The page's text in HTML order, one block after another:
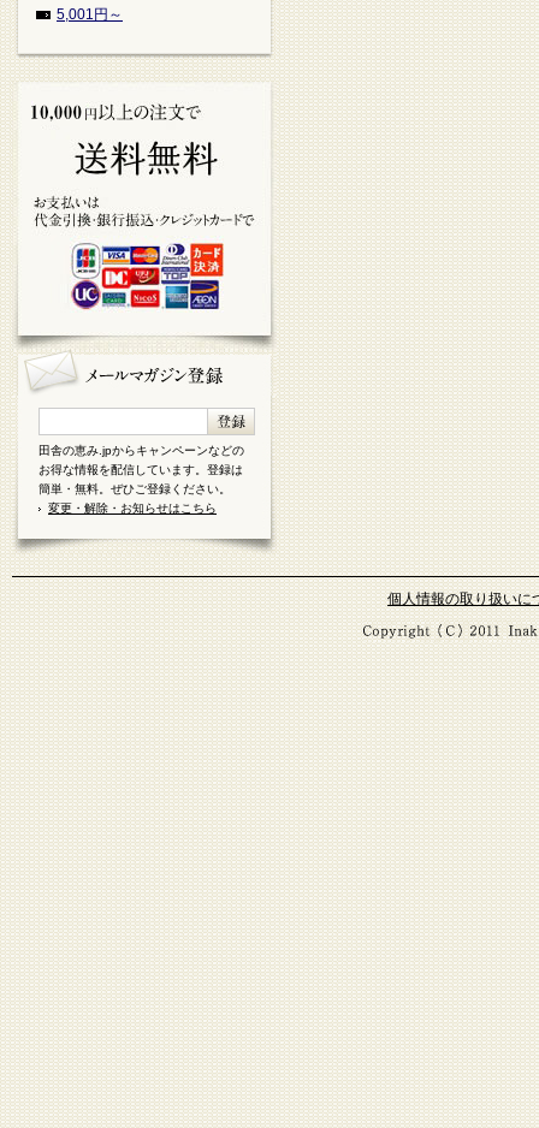
5,001円～
田舎の恵み.jpからキャンペーンなどの
お得な情報を配信しています。登録は
簡単・無料。ぜひご登録ください。
変更・解除・お知らせはこちら
個人情報の取り扱いに